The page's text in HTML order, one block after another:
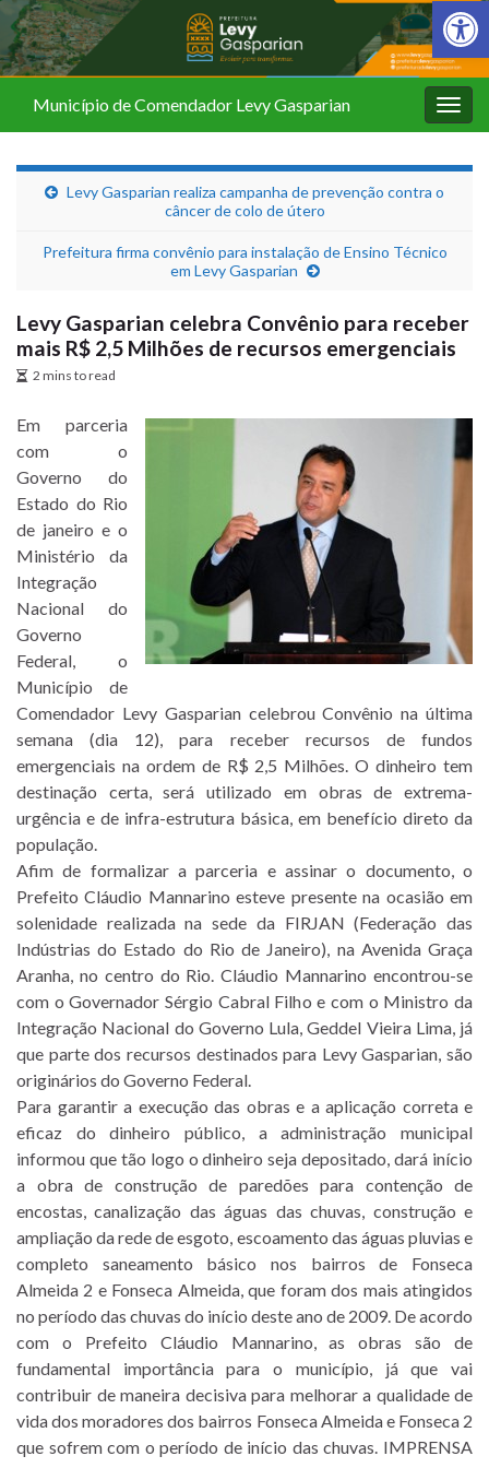
Barra de
Município de Comendador Levy Gasparian
Levy Gasparian realiza campanha de prevenção contra o
câncer de colo de útero
Prefeitura firma convênio para instalação de Ensino Técnico
em Levy Gasparian
Levy Gasparian celebra Convênio para receber
mais R$ 2,5 Milhões de recursos emergenciais
2 mins to read
Em parceria
com o
Governo do
Estado do Rio
de janeiro e o
Ministério da
Integração
Nacional do
Governo
Federal, o
Município de
Comendador Levy Gasparian celebrou Convênio na última
semana (dia 12), para receber recursos de fundos
emergenciais na ordem de R$ 2,5 Milhões. O dinheiro tem
destinação certa, será utilizado em obras de extrema-
urgência e de infra-estrutura básica, em benefício direto da
população.
Afim de formalizar a parceria e assinar o documento, o
Prefeito Cláudio Mannarino esteve presente na ocasião em
solenidade realizada na sede da FIRJAN (Federação das
Indústrias do Estado do Rio de Janeiro), na Avenida Graça
Aranha, no centro do Rio. Cláudio Mannarino encontrou-se
com o Governador Sérgio Cabral Filho e com o Ministro da
Integração Nacional do Governo Lula, Geddel Vieira Lima, já
que parte dos recursos destinados para Levy Gasparian, são
originários do Governo Federal.
Para garantir a execução das obras e a aplicação correta e
eficaz do dinheiro público, a administração municipal
informou que tão logo o dinheiro seja depositado, dará início
a obra de construção de paredões para contenção de
encostas, canalização das águas das chuvas, construção e
ampliação da rede de esgoto, escoamento das águas pluvias e
completo saneamento básico nos bairros de Fonseca
Almeida 2 e Fonseca Almeida, que foram dos mais atingidos
no período das chuvas do início deste ano de 2009. De acordo
com o Prefeito Cláudio Mannarino, as obras são de
fundamental importância para o município, já que vai
contribuir de maneira decisiva para melhorar a qualidade de
vida dos moradores dos bairros Fonseca Almeida e Fonseca 2
que sofrem com o período de início das chuvas. IMPRENSA